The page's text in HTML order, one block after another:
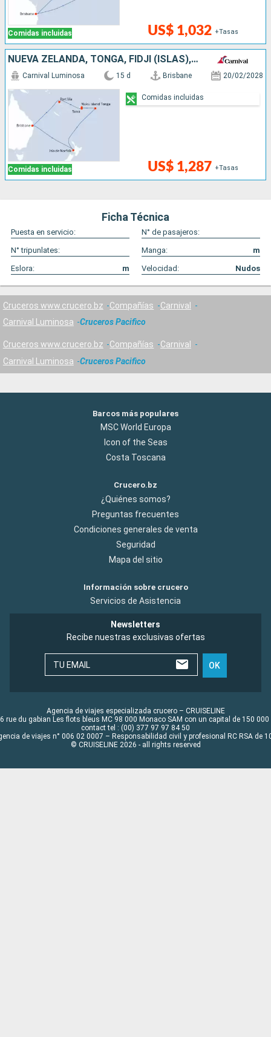
Comidas incluidas US$ 1,032 +Tasas
NUEVA ZELANDA, TONGA, FIDJI (ISLAS), VANUATU, AUSTRALIA
Comidas incluidas
Carnival Luminosa 15 d Brisbane 20/02/2028
US$ 1,287 +Tasas
Comidas incluidas
Ficha Técnica
Puesta en servicio:
N° de pasajeros:
N° tripunlates:
Manga:
m
Eslora:
m Velocidad: Nudos
Cruceros www.crucero.bz Compañías
Carnival
Carnival Luminosa
Cruceros Pacifico
Cruceros www.crucero.bz Compañías
Carnival
Carnival Luminosa
Cruceros Pacifico
Barcos más populares
MSC World Europa
Icon of the Seas
Costa Toscana
Crucero.bz
¿Quiénes somos?
Preguntas frecuentes
Condiciones generales de venta
Seguridad
Mapa del sitio
Información sobre crucero
Servicios de Asistencia
Newsletters
Recibe nuestras exclusivas ofertas
TU EMAIL OK
Agencia de viajes especializada crucero – CRUISELINE
rue du gabian Les flots bleus MC 98 000 Monaco SAM con un capital de 150 000
contact tel : (00) 377 97 97 84 50
de viajes n° 006 02 0007 – Responsabilidad civil y profesional RC RSA de
© CRUISELINE 2026 - all rights reserved